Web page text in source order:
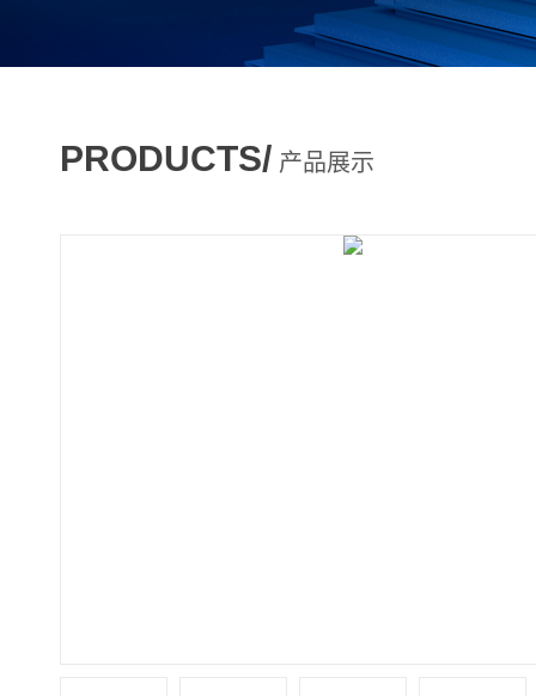
PRODUCTS/ 产品展示